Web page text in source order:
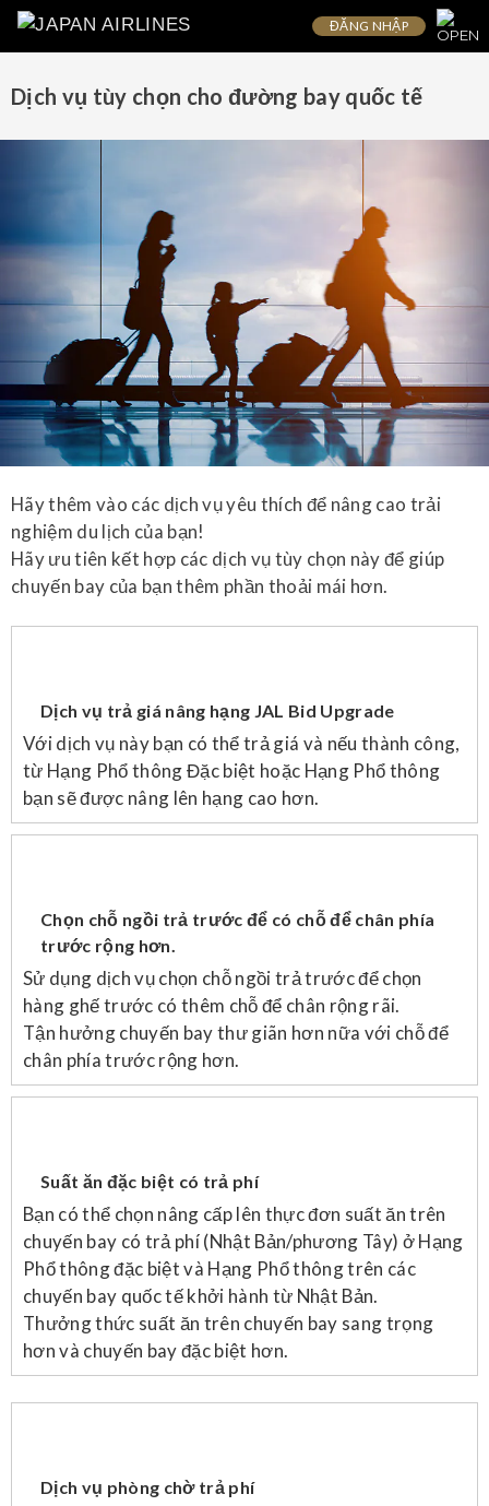
ĐĂNG NHẬP
Dịch vụ tùy chọn cho đường bay quốc tế
Hãy thêm vào các dịch vụ yêu thích để nâng cao trải
nghiệm du lịch của bạn!
Hãy ưu tiên kết hợp các dịch vụ tùy chọn này để giúp
chuyến bay của bạn thêm phần thoải mái hơn.
Dịch vụ trả giá nâng hạng JAL Bid Upgrade
Với dịch vụ này bạn có thể trả giá và nếu thành công,
từ Hạng Phổ thông Đặc biệt hoặc Hạng Phổ thông
bạn sẽ được nâng lên hạng cao hơn.
Chọn chỗ ngồi trả trước để có chỗ để chân phía
trước rộng hơn.
Sử dụng dịch vụ chọn chỗ ngồi trả trước để chọn
hàng ghế trước có thêm chỗ để chân rộng rãi.
Tận hưởng chuyến bay thư giãn hơn nữa với chỗ để
chân phía trước rộng hơn.
Suất ăn đặc biệt có trả phí
Bạn có thể chọn nâng cấp lên thực đơn suất ăn trên
chuyến bay có trả phí (Nhật Bản/phương Tây) ở Hạng
Phổ thông đặc biệt và Hạng Phổ thông trên các
chuyến bay quốc tế khởi hành từ Nhật Bản.
Thưởng thức suất ăn trên chuyến bay sang trọng
hơn và chuyến bay đặc biệt hơn.
Dịch vụ phòng chờ trả phí